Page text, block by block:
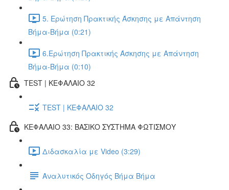
5. Ερώτηση Πρακτικής Άσκησης με Απάντηση
Βήμα-Βήμα (0:21)
6.Ερώτηση Πρακτικής Άσκησης με Απάντηση
Βήμα-Βήμα (0:10)
TEST | ΚΕΦΑΛΑΙΟ 32
TEST | ΚΕΦΑΛΑΙΟ 32
ΚΕΦΑΛΑΙΟ 33: ΒΑΣΙΚΟ ΣΥΣΤΗΜΑ ΦΩΤΙΣΜΟΥ
Διδασκαλία με Video (3:29)
Αναλυτικός Οδηγός Βήμα Βήμα